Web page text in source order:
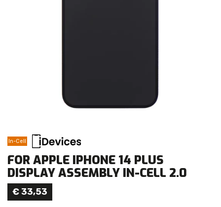
In-Cell
FOR APPLE IPHONE 14 PLUS
DISPLAY ASSEMBLY IN-CELL 2.0
€33,53